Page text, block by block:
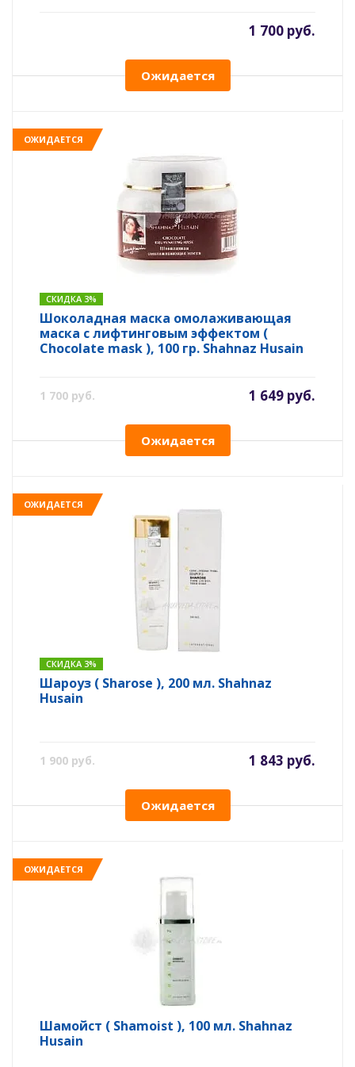
1 700 руб.
Ожидается
ОЖИДАЕТСЯ
СКИДКА 3%
Шоколадная маска омолаживающая
маска с лифтинговым эффектом (
Chocolate mask ), 100 гр. Shahnaz Husain
1 700 руб. 1 649 руб.
Ожидается
ОЖИДАЕТСЯ
СКИДКА 3%
Шароуз ( Sharose ), 200 мл. Shahnaz
Husain
1 900 руб. 1 843 руб.
Ожидается
ОЖИДАЕТСЯ
Шамойст ( Shamoist ), 100 мл. Shahnaz
Husain